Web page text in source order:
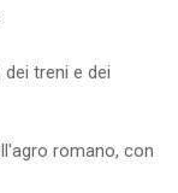
dei treni e dei
romano, con